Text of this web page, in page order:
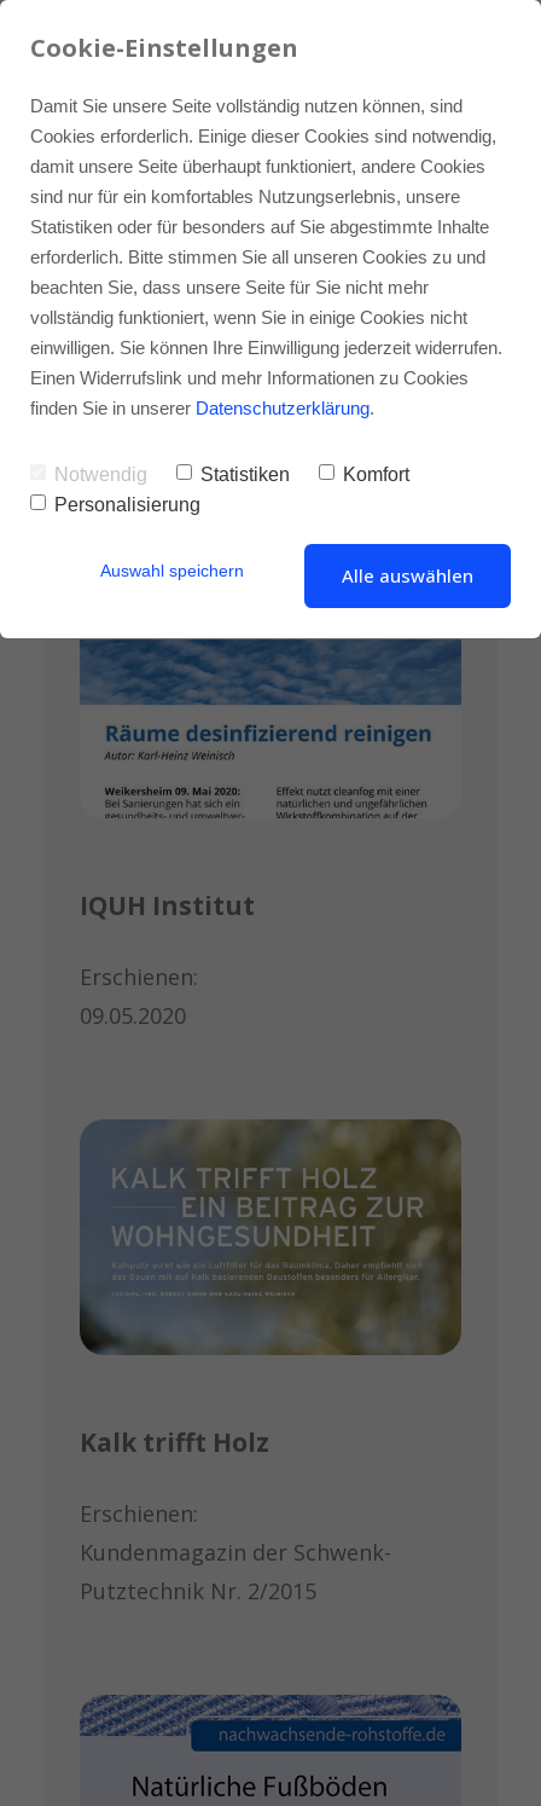
Veröffentlichungen
IQUH Institut
Erschienen:
09.05.2020
Kalk trifft Holz
Erschienen:
Kundenmagazin der Schwenk-
Putztechnik Nr. 2/2015
Cookie-Einstellungen
Damit Sie unsere Seite vollständig nutzen können, sind
Cookies erforderlich. Einige dieser Cookies sind notwendig,
damit unsere Seite überhaupt funktioniert, andere Cookies
sind nur für ein komfortables Nutzungserlebnis, unsere
Statistiken oder für besonders auf Sie abgestimmte Inhalte
erforderlich. Bitte stimmen Sie all unseren Cookies zu und
beachten Sie, dass unsere Seite für Sie nicht mehr
vollständig funktioniert, wenn Sie in einige Cookies nicht
einwilligen. Sie können Ihre Einwilligung jederzeit widerrufen.
Einen Widerrufslink und mehr Informationen zu Cookies
finden Sie in unserer Datenschutzerklärung.
Notwendig Statistiken
Komfort
Personalisierung
Auswahl speichern Alle auswählen